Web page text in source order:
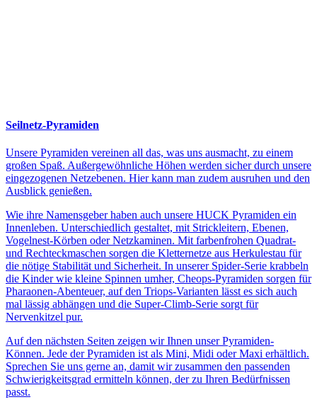
Seilnetz-Pyramiden
Unsere Pyramiden vereinen all das, was uns ausmacht, zu einem
großen Spaß. Außergewöhnliche Höhen werden sicher durch unsere
eingezogenen Netzebenen. Hier kann man zudem ausruhen und den
Ausblick genießen.
Wie ihre Namensgeber haben auch unsere HUCK Pyramiden ein
Innenleben. Unterschiedlich gestaltet, mit Strickleitern, Ebenen,
Vogelnest-Körben oder Netzkaminen. Mit farbenfrohen Quadrat-
und Rechteckmaschen sorgen die Kletternetze aus Herkulestau für
die nötige Stabilität und Sicherheit. In unserer Spider-Serie krabbeln
die Kinder wie kleine Spinnen umher, Cheops-Pyramiden sorgen für
Pharaonen-Abenteuer, auf den Triops-Varianten lässt es sich auch
mal lässig abhängen und die Super-Climb-Serie sorgt für
Nervenkitzel pur.
Auf den nächsten Seiten zeigen wir Ihnen unser Pyramiden-
Können. Jede der Pyramiden ist als Mini, Midi oder Maxi erhältlich.
Sprechen Sie uns gerne an, damit wir zusammen den passenden
Schwierigkeitsgrad ermitteln können, der zu Ihren Bedürfnissen
passt.